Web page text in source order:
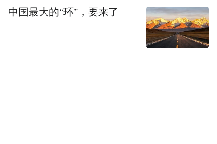
中国最大的“环”，要来了